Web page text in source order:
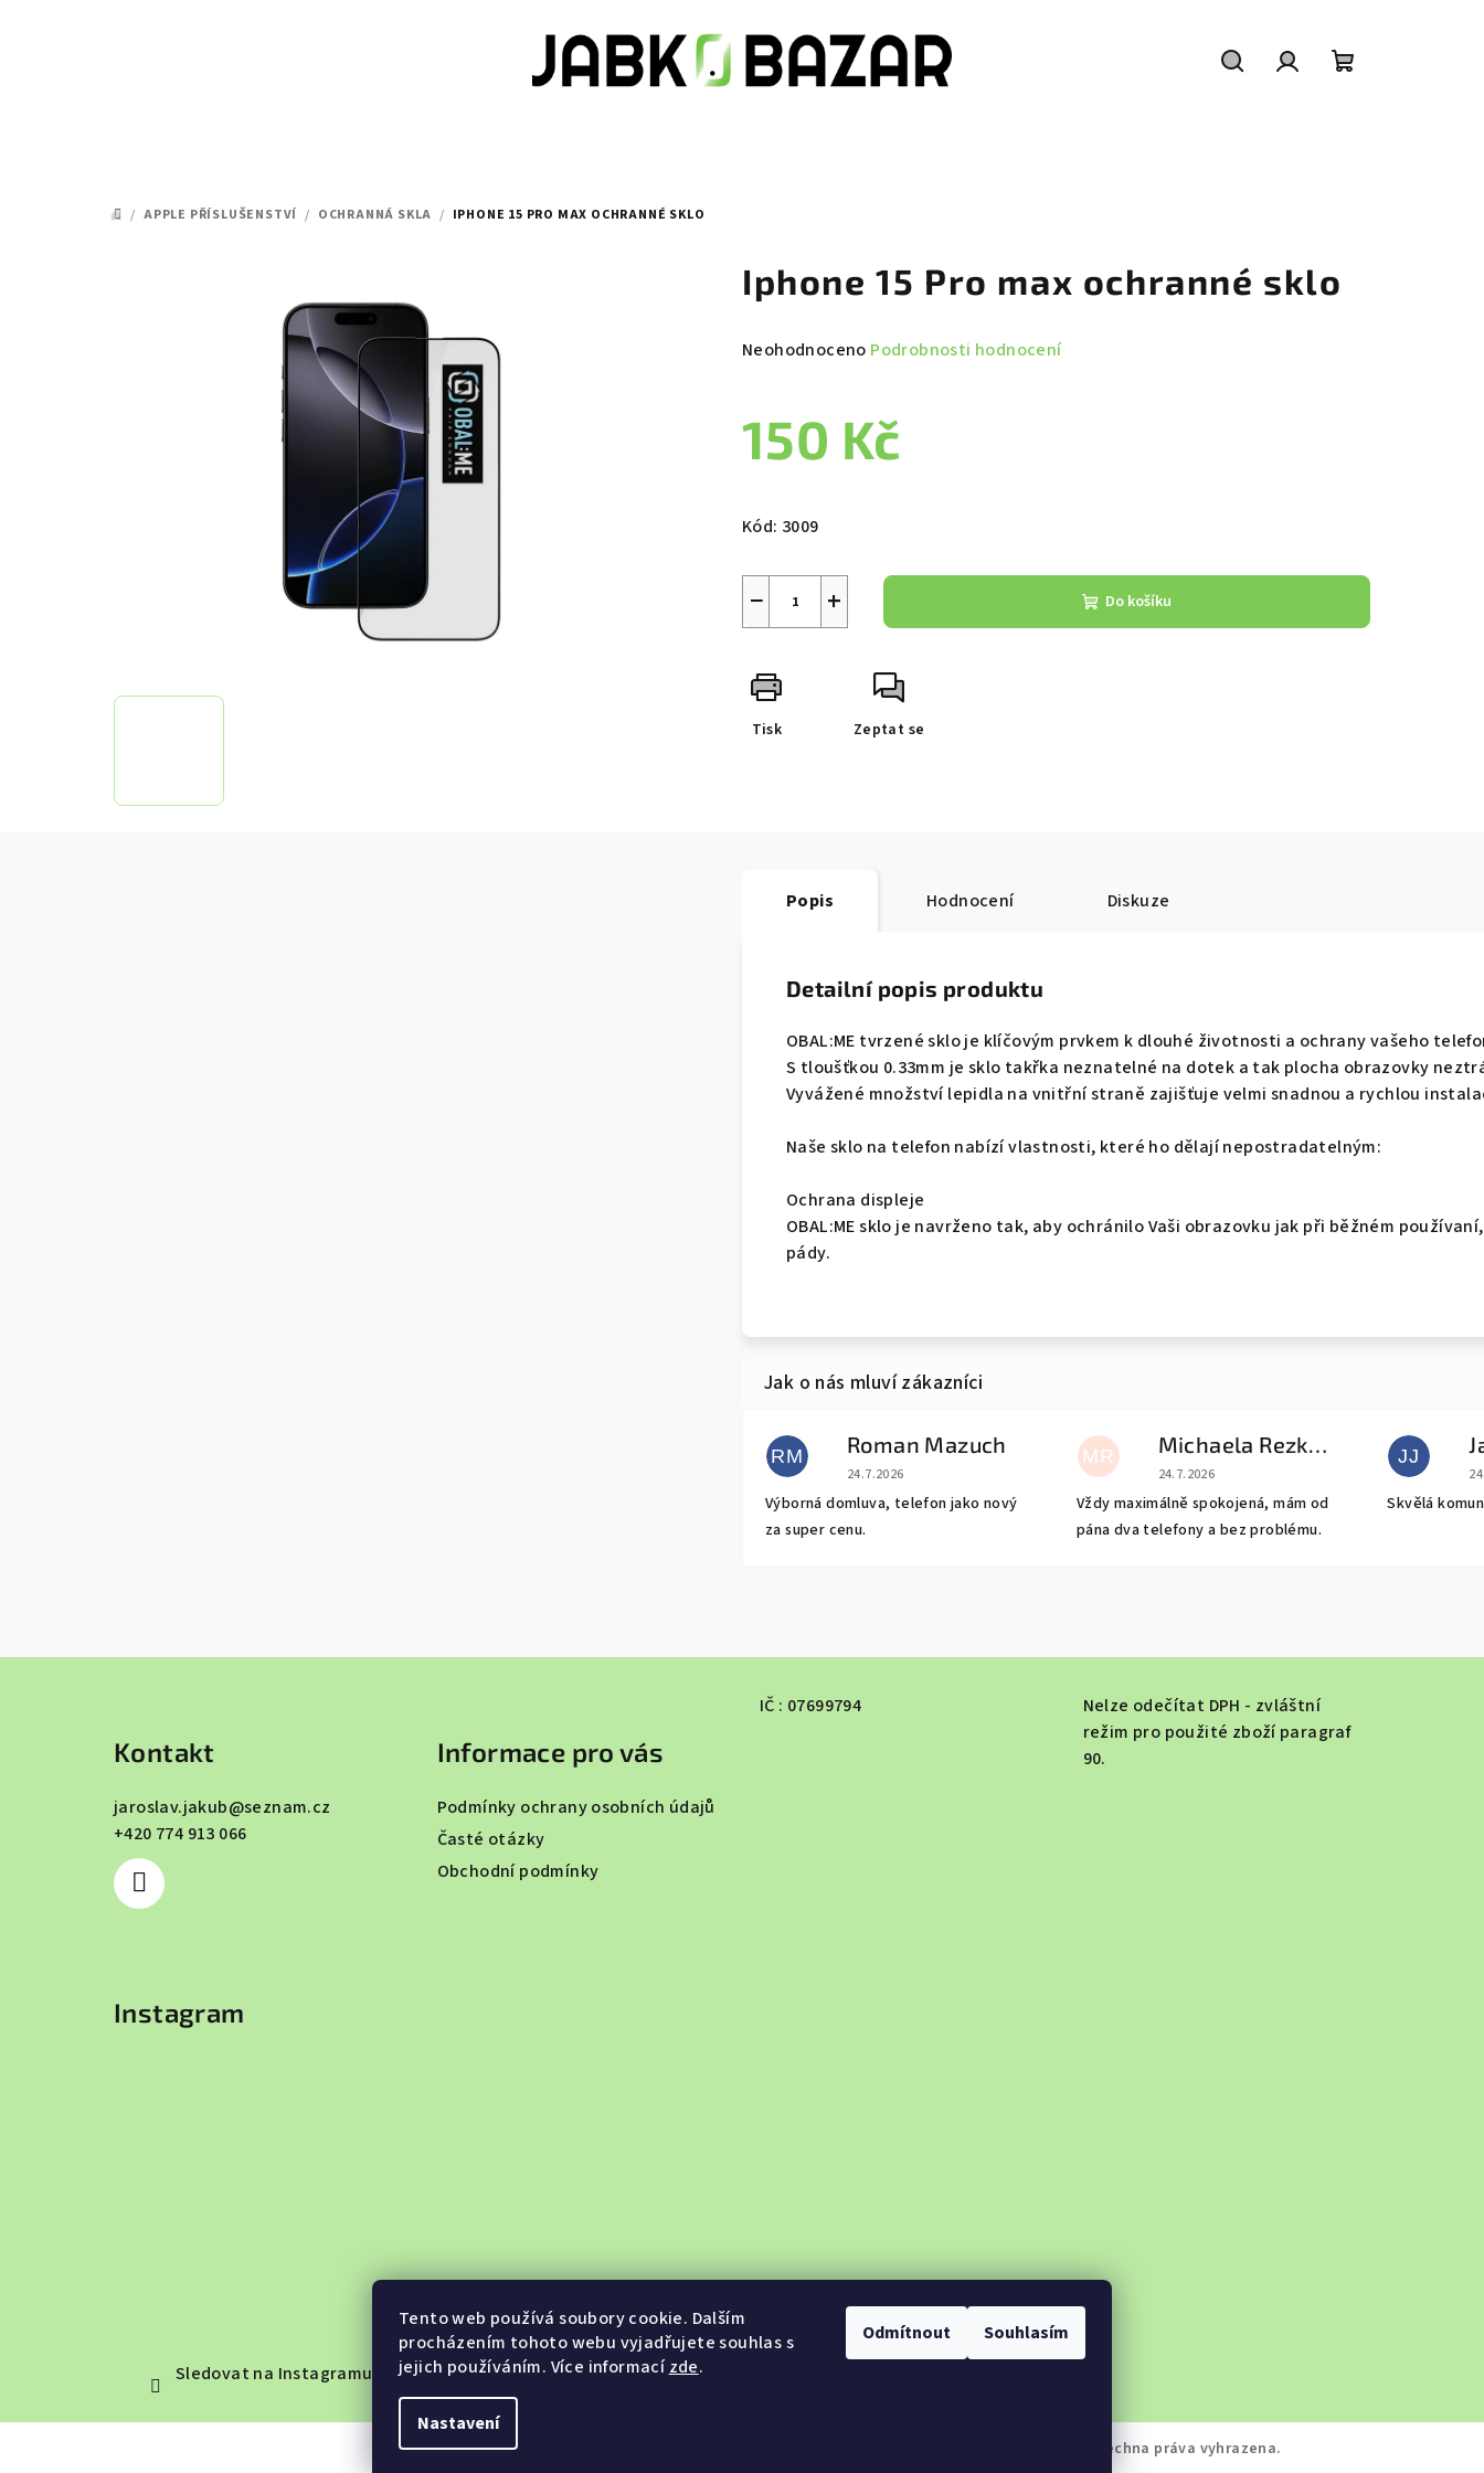
Tento web používá soubory cookie. Dalším
procházením tohoto webu vyjadřujete souhlas s
jejich používáním. Více informacízde.
Nastavení
Odmítnout Souhlasím
DOMŮ
/ APPLE PŘÍSLUŠENSTVÍ / OCHRANNÁ SKLA / IPHONE 15 PRO MAX OCHRANNÉ SKLO
Iphone 15 Pro max ochranné sklo
Průměrné
je
0,0
hvězdiček.
Neohodnoceno Podrobnosti hodnocení
150 Kč
cena:
Kód: 3009
+
− Do košíku
Tisk Zeptat se
Popis Hodnocení Diskuze
Detailní popis produktu
OBAL:ME tvrzené sklo je klíčovým prvkem k dlouhé životnosti a ochrany vašeho
S tloušťkou 0.33mm je sklo takřka neznatelné na dotek a tak plocha obrazovky
Vyvážené množství lepidla na vnitřní straně zajišťuje velmi snadnou a rychlou
Naše sklo na telefon nabízí vlastnosti, které ho dělají nepostradatelným:
Ochrana displeje
OBAL:ME sklo je navrženo tak, aby ochránilo Vaši obrazovku jak při běžném
pády.
RM Roman Mazuch
Hodnocení obchodu je 5 z 5 hvězdiček.
24.7.2026
Výborná domluva, telefon jako nový
za super cenu.
MR Michaela Rezková
Hodnocení obchodu je 5 z 5 hvězdiček.
24.7.2026
Vždy maximálně spokojená, mám od
pána dva telefony a bez problému.
JJ
Skvělá
Kontakt
jaroslav.jakub@seznam.cz
+420 774 913 066
Informace pro vás
Podmínky ochrany osobních údajů
Časté otázky
Obchodní podmínky
IČ : 07699794
Nelze odečítat DPH - zvláštní
režim pro použité zboží paragraf
90.
Instagram
Sledovat na Instagramu
. Všechna práva vyhrazena.